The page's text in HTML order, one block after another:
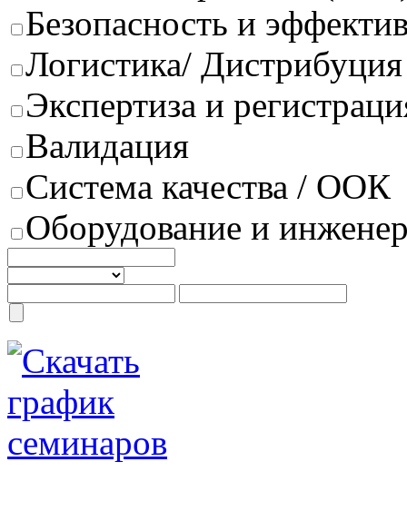
Безопасность и
Логистика/
Экспертиза и
Валидация
Система качества / ООК
Оборудование и